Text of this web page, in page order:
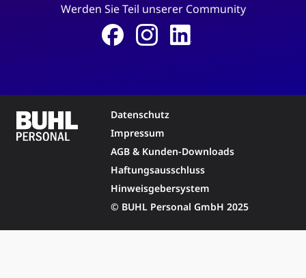
Werden Sie Teil unserer Community
Datenschutz
Impressum
AGB & Kunden-Downloads
Haftungsausschluss
Hinweisgebersystem
© BUHL Personal GmbH 2025